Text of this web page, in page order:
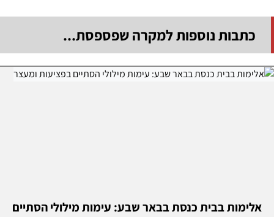
כתבות נוספות למקרה שפספסת...
אלימות בבית כנסת בבאר שבע: עימות מילולי הסתיים